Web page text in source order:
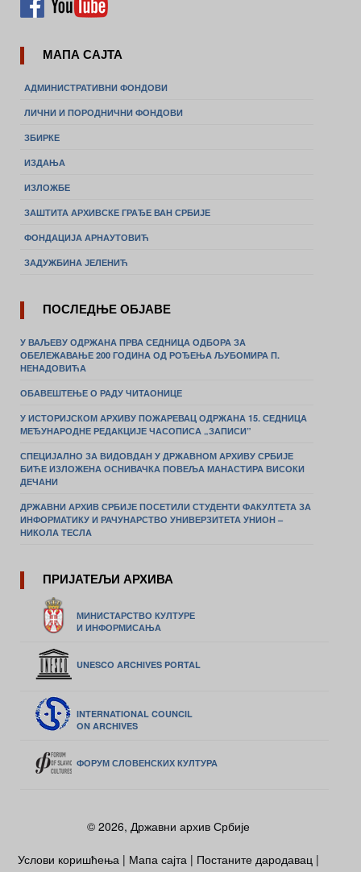
МАПА САЈТА
АДМИНИСТРАТИВНИ ФОНДОВИ
ЛИЧНИ И ПОРОДНИЧНИ ФОНДОВИ
ЗБИРКЕ
ИЗДАЊА
ИЗЛОЖБЕ
ЗАШТИТА АРХИВСКЕ ГРАЂЕ ВАН СРБИЈЕ
ФОНДАЦИЈА АРНАУТОВИЋ
ЗАДУЖБИНА ЈЕЛЕНИЋ
ПОСЛЕДЊЕ ОБЈАВЕ
У ВАЉЕВУ ОДРЖАНА ПРВА СЕДНИЦА ОДБОРА ЗА
ОБЕЛЕЖАВАЊЕ 200 ГОДИНА ОД РОЂЕЊА ЉУБОМИРА П.
НЕНАДОВИЋА
ОБАВЕШТЕЊЕ О РАДУ ЧИТАОНИЦЕ
У ИСТОРИЈСКОМ АРХИВУ ПОЖАРЕВАЦ ОДРЖАНА 15. СЕДНИЦА
МЕЂУНАРОДНЕ РЕДАКЦИЈЕ ЧАСОПИСА „ЗАПИСИ”
СПЕЦИЈАЛНО ЗА ВИДОВДАН У ДРЖАВНОМ АРХИВУ СРБИЈЕ
БИЋЕ ИЗЛОЖЕНА ОСНИВАЧКА ПОВЕЉА МАНАСТИРА ВИСОКИ
ДЕЧАНИ
ДРЖАВНИ АРХИВ СРБИЈЕ ПОСЕТИЛИ СТУДЕНТИ ФАКУЛТЕТА ЗА
ИНФОРМАТИКУ И РАЧУНАРСТВО УНИВЕРЗИТЕТА УНИОН –
НИКОЛА ТЕСЛА
ПРИЈАТЕЉИ АРХИВА
МИНИСТАРСТВО КУЛТУРЕ
И ИНФОРМИСАЊА
UNESCO ARCHIVES PORTAL
INTERNATIONAL COUNCIL
ON ARCHIVES
ФОРУМ СЛОВЕНСКИХ КУЛТУРА
© 2026, Државни архив Србије
Услови коришћења | Мапа сајта | Постаните дародавац |